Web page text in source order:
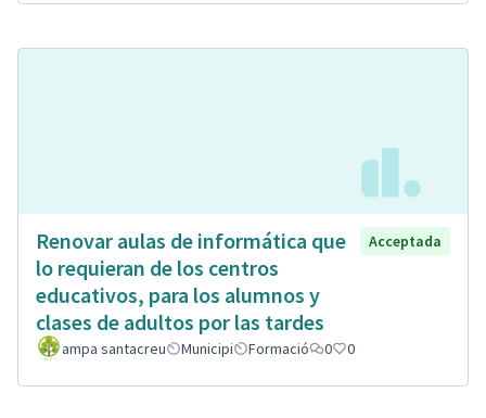
Renovar aulas de informática que
lo requieran de los centros
educativos, para los alumnos y
clases de adultos por las tardes
Acceptada
ampa santacreu Municipi Formació 0 0